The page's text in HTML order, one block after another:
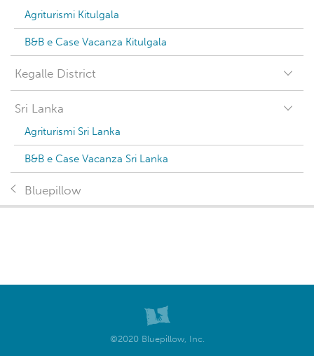
Agriturismi Kitulgala
B&B e Case Vacanza Kitulgala
Kegalle District
Sri Lanka
Agriturismi Sri Lanka
B&B e Case Vacanza Sri Lanka
Bluepillow
©2020 Bluepillow, Inc.